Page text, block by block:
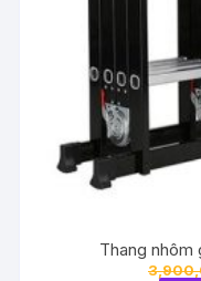
Thang nhôm